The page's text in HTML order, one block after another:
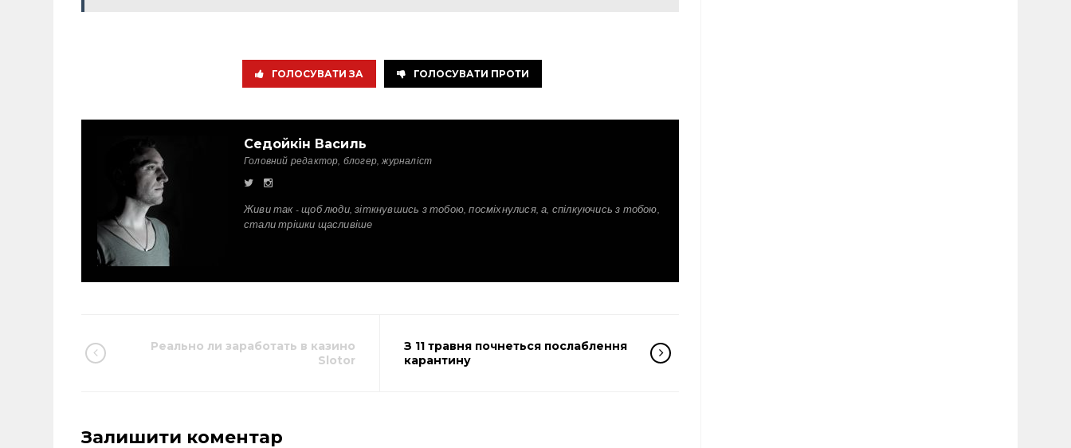
ГОЛОСУВАТИ ЗА ГОЛОСУВАТИ ПРОТИ
Седойкін Василь
Головний редактор, блогер, журналіст
Живи так - щоб люди, зіткнувшись з тобою, посміхнулися, а, спілкуючись з тобою,
стали трішки щасливіше
Реально ли заработать в казино
Slotor
З 11 травня почнеться послаблення
карантину
Залишити коментар